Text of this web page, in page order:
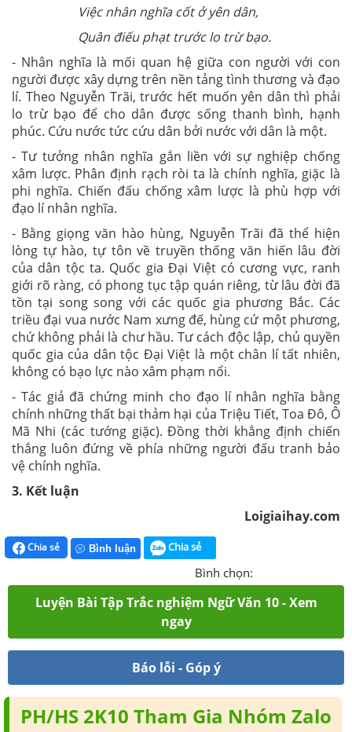
Việc nhân nghĩa cốt ở yên dân,
Quân điếu phạt trước lo trừ bạo.
- Nhân nghĩa là mối quan hệ giữa con người với con
người được xây dựng trên nền tảng tình thương và đạo
lí. Theo Nguyễn Trãi, trước hết muốn yên dân thì phải
lo trừ bạo để cho dân được sống thanh bình, hạnh
phúc. Cứu nước tức cứu dân bởi nước với dân là một.
- Tư tưởng nhân nghĩa gắn liền với sự nghiệp chống
xâm lược. Phân định rạch ròi ta là chính nghĩa, giặc là
phi nghĩa. Chiến đấu chống xâm lược là phù hợp với
đạo lí nhân nghĩa.
- Bằng giọng văn hào hùng, Nguyễn Trãi đã thể hiện
lòng tự hào, tự tôn về truyền thống văn hiến lâu đời
của dân tộc ta. Quốc gia Đại Việt có cương vực, ranh
giới rõ ràng, có phong tục tập quán riêng, từ lâu đời đã
tồn tại song song với các quốc gia phương Bắc. Các
triều đại vua nước Nam xưng đế, hùng cứ một phương,
chứ không phải là chư hầu. Tư cách độc lập, chủ quyền
quốc gia của dân tộc Đại Việt là một chân lí tất nhiên,
không có bạo lực nào xâm phạm nổi.
- Tác giả đã chứng minh cho đạo lí nhân nghĩa bằng
chính những thất bại thảm hại của Triệu Tiết, Toa Đô, Ô
Mã Nhi (các tướng giặc). Đồng thời khẳng định chiến
thắng luôn đứng về phía những người đấu tranh bảo
vệ chính nghĩa.
3. Kết luận
Loigiaihay.com
Chia sẻ Bình luận Chia sẻ
Bình chọn:
Luyện Bài Tập Trắc nghiệm Ngữ Văn 10 - Xem
ngay
Báo lỗi - Góp ý
PH/HS 2K10 Tham Gia Nhóm Zalo